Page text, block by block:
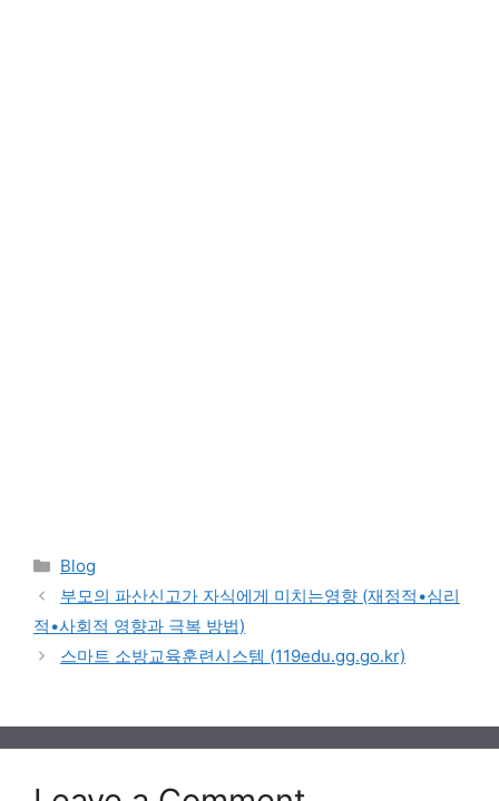
Categories
Blog
부모의 파산신고가 자식에게 미치는영향 (재정적•심리
적•사회적 영향과 극복 방법)
스마트 소방교육훈련시스템 (119edu.gg.go.kr)